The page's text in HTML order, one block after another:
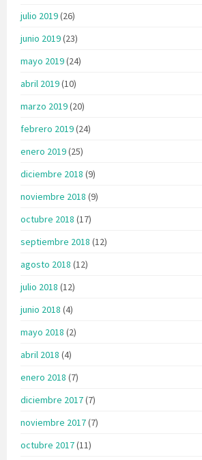
julio 2019(26)
junio 2019(23)
mayo 2019(24)
abril 2019(10)
marzo 2019(20)
febrero 2019(24)
enero 2019(25)
diciembre 2018 (9)
noviembre 2018 (9)
octubre 2018 (17)
septiembre 2018 (12)
agosto 2018 (12)
julio 2018 (12)
junio 2018 (4)
mayo 2018 (2)
abril 2018 (4)
enero 2018 (7)
diciembre 2017(7)
noviembre 2017(7)
octubre 2017(11)